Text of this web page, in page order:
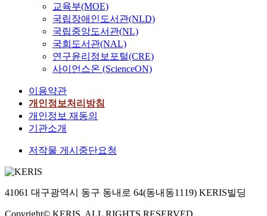
교육부(MOE)
국립장애인도서관(NLD)
국립중앙도서관(NL)
국회도서관(NAL)
연구윤리정보포털(CRE)
사이언스온 (ScienceON)
이용약관
개인정보처리방침
개인정보 재동의
기관소개
저작물 게시중단요청
41061 대구광역시 동구 동내로 64(동내동1119) KERIS빌딩